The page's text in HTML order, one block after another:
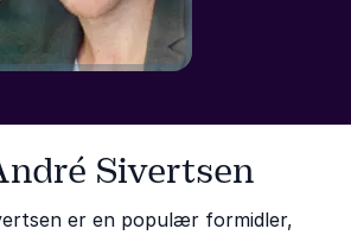
Sivertsen
er en populær formidler,